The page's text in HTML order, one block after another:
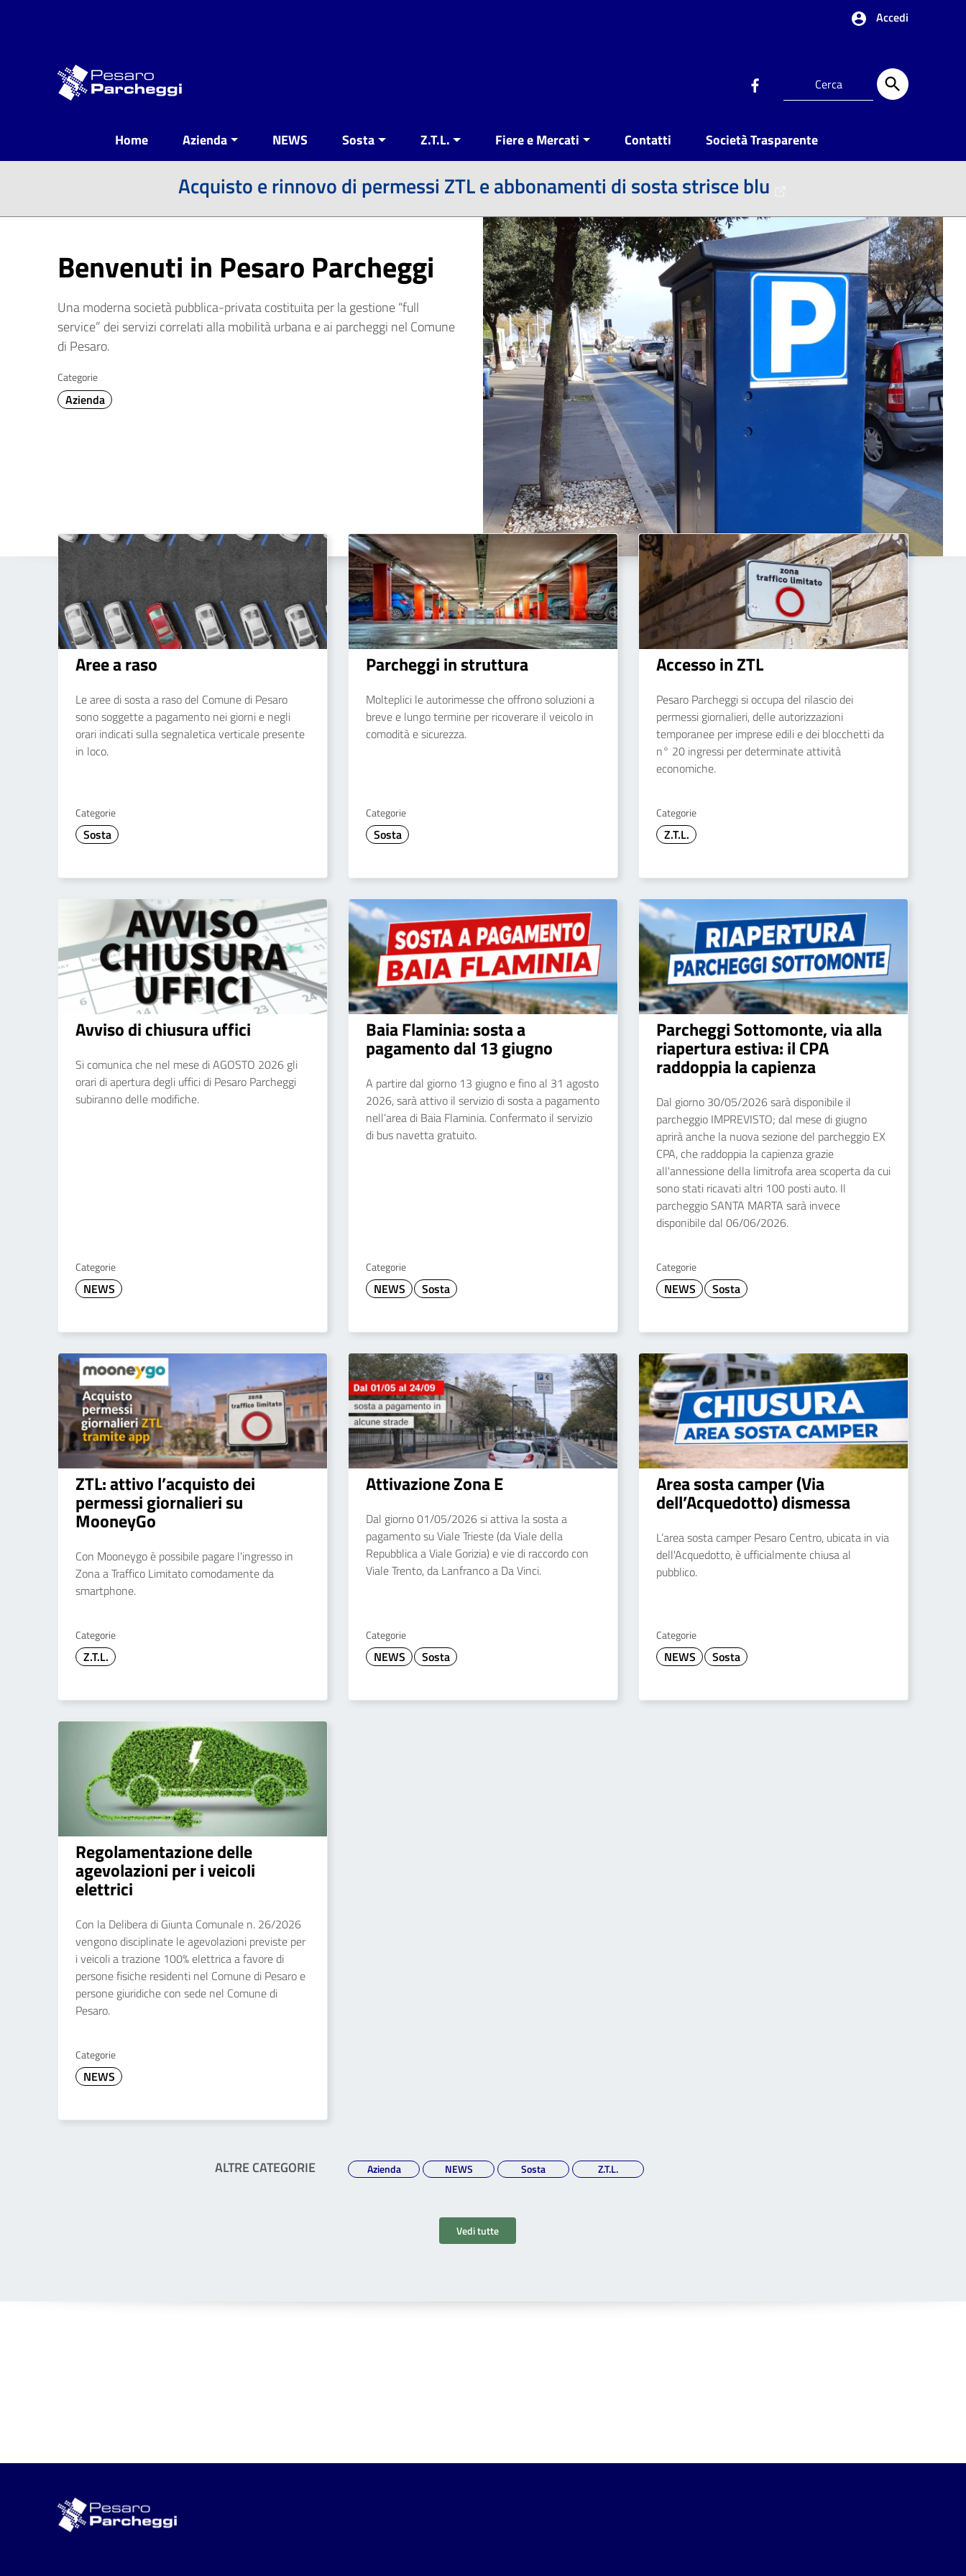
Accedi
Home Azienda NEWS Sosta Z.T.L. Fiere e Mercati Contatti Società Trasparente
Acquisto e rinnovo di permessi ZTL e abbonamenti di sosta strisce blu
Benvenuti in Pesaro Parcheggi
Una moderna società pubblica-privata costituita per la gestione “full
service” dei servizi correlati alla mobilità urbana e ai parcheggi nel Comune
di Pesaro.
Categorie
Azienda
Aree a raso
Le aree di sosta a raso del Comune di Pesaro
sono soggette a pagamento nei giorni e negli
orari indicati sulla segnaletica verticale presente
in loco.
Categorie
Sosta
Parcheggi in struttura
Molteplici le autorimesse che offrono soluzioni a
breve e lungo termine per ricoverare il veicolo in
comodità e sicurezza.
Categorie
Sosta
Accesso in ZTL
Pesaro Parcheggi si occupa del rilascio dei
permessi giornalieri, delle autorizzazioni
temporanee per imprese edili e dei blocchetti da
n° 20 ingressi per determinate attività
economiche.
Categorie
Z.T.L.
Avviso di chiusura uffici
Si comunica che nel mese di AGOSTO 2026 gli
orari di apertura degli uffici di Pesaro Parcheggi
subiranno delle modifiche.
Categorie
NEWS
Baia Flaminia: sosta a
pagamento dal 13 giugno
A partire dal giorno 13 giugno e fino al 31 agosto
2026, sarà attivo il servizio di sosta a pagamento
nell’area di Baia Flaminia. Confermato il servizio
di bus navetta gratuito.
Categorie
NEWS Sosta
Parcheggi Sottomonte, via alla
riapertura estiva: il CPA
raddoppia la capienza
Dal giorno 30/05/2026 sarà disponibile il
parcheggio IMPREVISTO; dal mese di giugno
aprirà anche la nuova sezione del parcheggio EX
CPA, che raddoppia la capienza grazie
all'annessione della limitrofa area scoperta da cui
sono stati ricavati altri 100 posti auto. Il
parcheggio SANTA MARTA sarà invece
disponibile dal 06/06/2026.
Categorie
NEWS Sosta
ZTL: attivo l’acquisto dei
permessi giornalieri su
MooneyGo
Con Mooneygo è possibile pagare l'ingresso in
Zona a Traffico Limitato comodamente da
smartphone.
Categorie
Z.T.L.
Attivazione Zona E
Dal giorno 01/05/2026 si attiva la sosta a
pagamento su Viale Trieste (da Viale della
Repubblica a Viale Gorizia) e vie di raccordo con
Viale Trento, da Lanfranco a Da Vinci.
Categorie
NEWS Sosta
Area sosta camper (Via
dell’Acquedotto) dismessa
L’area sosta camper Pesaro Centro, ubicata in via
dell'Acquedotto, è ufficialmente chiusa al
pubblico.
Categorie
NEWS Sosta
Regolamentazione delle
agevolazioni per i veicoli
elettrici
Con la Delibera di Giunta Comunale n. 26/2026
vengono disciplinate le agevolazioni previste per
i veicoli a trazione 100% elettrica a favore di
persone fisiche residenti nel Comune di Pesaro e
persone giuridiche con sede nel Comune di
Pesaro.
Categorie
NEWS
ALTRE CATEGORIE Azienda NEWS Sosta Z.T.L.
Vedi tutte